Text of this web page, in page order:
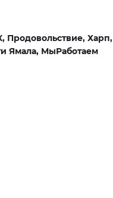
Продовольствие, Харп,
Ямала, МыРаботаем